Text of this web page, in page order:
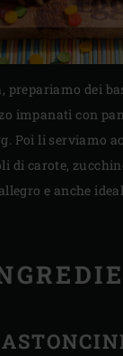
prepariamo dei
impanati con
Poi li serviamo
di carote,
e anche